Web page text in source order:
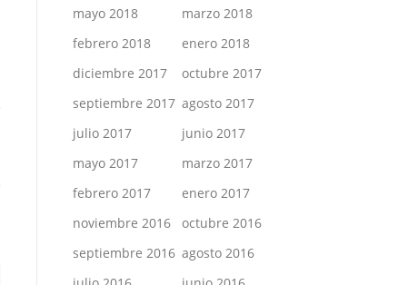
mayo 2018
marzo 2018
febrero 2018
enero 2018
diciembre 2017
octubre 2017
septiembre 2017 agosto 2017
julio 2017
junio 2017
mayo 2017
marzo 2017
febrero 2017
enero 2017
noviembre 2016
octubre 2016
septiembre 2016 agosto 2016